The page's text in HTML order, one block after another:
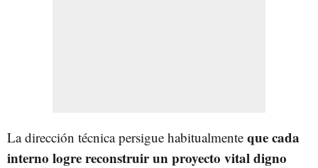
La dirección técnica persigue habitualmente que cada
interno logre reconstruir un proyecto vital digno